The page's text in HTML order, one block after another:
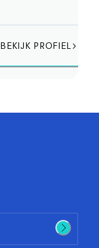
BEKIJK PROFIEL